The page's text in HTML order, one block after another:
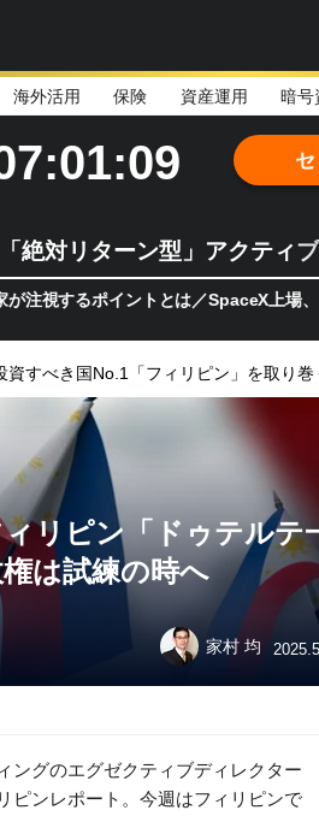
海外活用 保険 資産運用 暗号
絶対リターン型」アクティブ
イントとは／SpaceX上場、次なる
リピン「ドゥテルテ
は試練の時へ
家村 均
ングのエグゼクティブディレクター
ピンレポート。今週はフィリピンで